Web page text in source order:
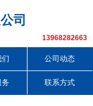
司
13968282663
们 公司动态
务 联系方式